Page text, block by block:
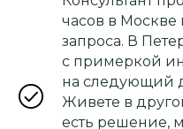
часов в Москве
запроса. В
с примеркой
на следующий
Живете в
есть решение,